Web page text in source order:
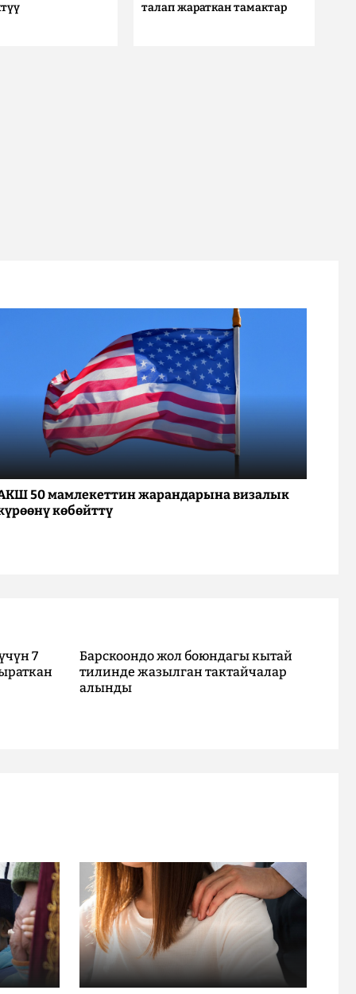
талап жараткан тамактар
50 мамлекеттин жарандарына визалык
көбөйттү
7
Барскоондо жол боюндагы кытай
тилинде жазылган тактайчалар
алынды